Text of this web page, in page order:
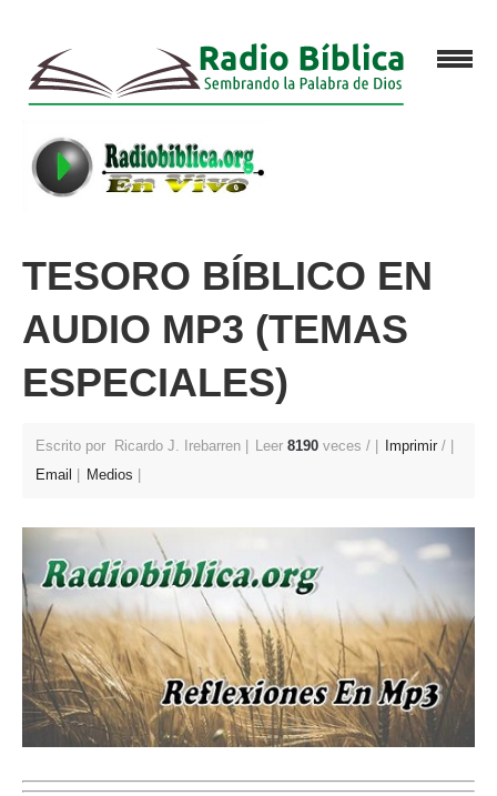
TESORO BÍBLICO EN
AUDIO MP3 (TEMAS
ESPECIALES)
Escrito por Ricardo J. Irebarren Leer 8190 veces / Imprimir /
Email
Medios